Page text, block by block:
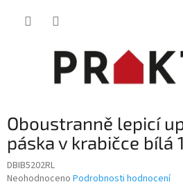
Oboustranně lepicí
páska v krabičce bílá
DBIB5202RL
Průměrné
Neohodnoceno Podrobnosti hodnocení